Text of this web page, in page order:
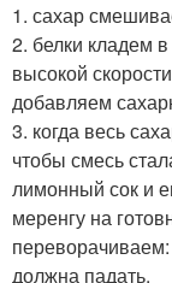
1. сахар
2. белки кладем
высокой
добавляем
3. когда весь
чтобы смесь
лимонный сок и
меренгу на
должна падать.